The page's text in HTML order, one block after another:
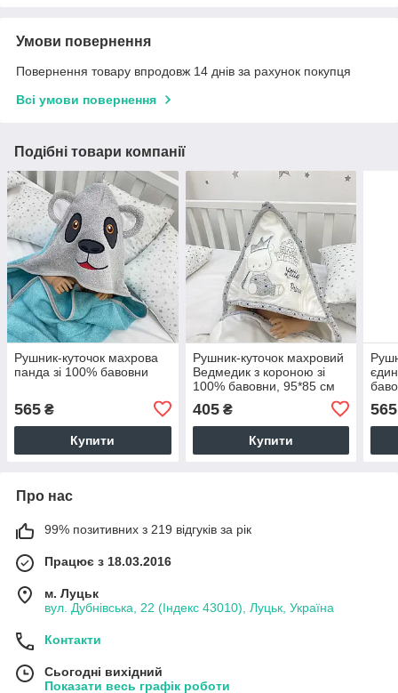
Умови повернення
Повернення товару впродовж 14 днів за рахунок покупця
Всі умови повернення
Подібні товари компанії
Рушник-куточок махрова
панда зі 100% бавовни
565 ₴
Купити
Рушник-куточок махровий
Ведмедик з короною зі
100% бавовни, 95*85 см
405₴
Купити
565
Про нас
99% позитивних з 219 відгуків за рік
Працює з 18.03.2016
м. Луцьк
вул. Дубнівська, 22 (Індекс 43010), Луцьк, Україна
Контакти
Сьогодні вихідний
Показати весь графік роботи